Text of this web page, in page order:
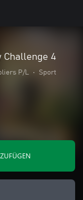
Challenge 4
P/L • Sport